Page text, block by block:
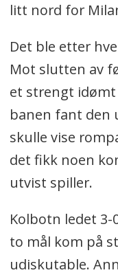
litt nord for
Det ble etter
Mot slutten av
et strengt idømt
banen fant den
skulle vise
det fikk noen
utvist spiller.
Kolbotn ledet
to mål kom på
udiskutable.